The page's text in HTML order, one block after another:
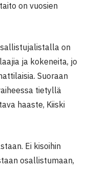
on vuosien
on
ja kokeneita, jo
Suoraan
tietyllä
haaste, Kiiski
Ei kisoihin
osallistumaan,